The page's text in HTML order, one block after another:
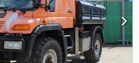
Suspension à ressorts hélicoïdaux
à vide : 4 800 kg, charge utile : 800 kg
de construction : 1989 Capacité : 1,85 m :
4,52 m : 590 kg - 5,75 m : 465 kg Treuil
avec raccords d’huile pour balayeuse
de remorque et 1 attelage à boule